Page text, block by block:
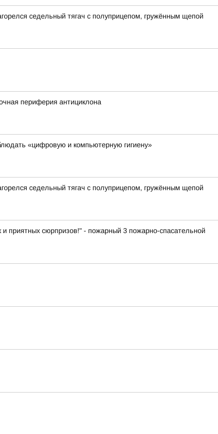
седельный тягач с полуприцепом, гружённым щепой
периферия антициклона
«цифровую и компьютерную гигиену»
седельный тягач с полуприцепом, гружённым щепой
приятных сюрпризов!" - пожарный 3 пожарно-спасательной